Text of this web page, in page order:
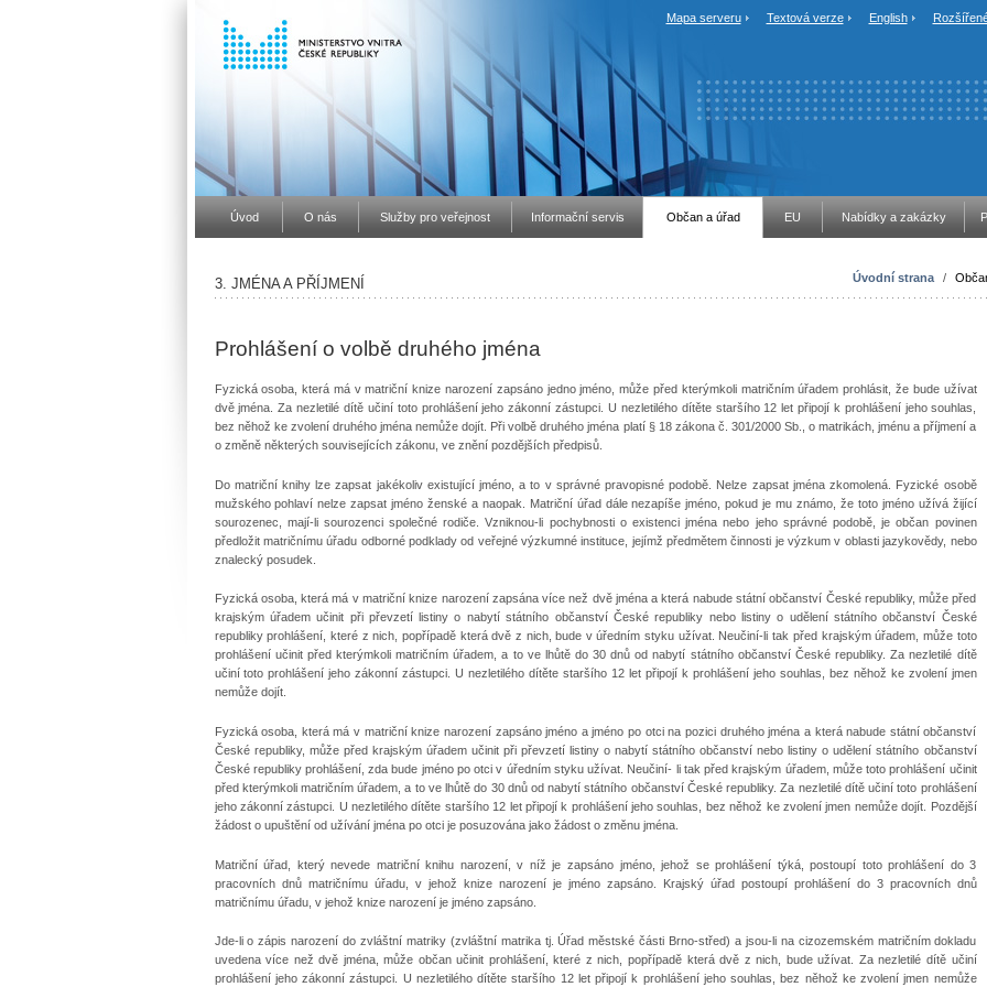
Mapa serveru Textová verze English
Úvod O nás Služby pro veřejnost Informační servis Občan a úřad EU Nabídky a zakázky
Úvodní strana /
3. JMÉNA A PŘÍJMENÍ
Prohlášení o volbě druhého jména
Fyzická osoba, která má v matriční knize narození zapsáno jedno jméno, může před kterýmkoli matričním úřadem prohlásit, že bude užívat
dvě jména. Za nezletilé dítě učiní toto prohlášení jeho zákonní zástupci. U nezletilého dítěte staršího 12 let připojí k prohlášení jeho souhlas,
bez něhož ke zvolení druhého jména nemůže dojít. Při volbě druhého jména platí § 18 zákona č. 301/2000 Sb., o matrikách, jménu a příjmení a
o změně některých souvisejících zákonu, ve znění pozdějších předpisů.
Do matriční knihy lze zapsat jakékoliv existující jméno, a to v správné pravopisné podobě. Nelze zapsat jména zkomolená. Fyzické osobě
mužského pohlaví nelze zapsat jméno ženské a naopak. Matriční úřad dále nezapíše jméno, pokud je mu známo, že toto jméno užívá žijící
sourozenec, mají-li sourozenci společné rodiče. Vzniknou-li pochybnosti o existenci jména nebo jeho správné podobě, je občan povinen
předložit matričnímu úřadu odborné podklady od veřejné výzkumné instituce, jejímž předmětem činnosti je výzkum v oblasti jazykovědy, nebo
znalecký posudek.
Fyzická osoba, která má v matriční knize narození zapsána více než dvě jména a která nabude státní občanství České republiky, může před
krajským úřadem učinit při převzetí listiny o nabytí státního občanství České republiky nebo listiny o udělení státního občanství České
republiky prohlášení, které z nich, popřípadě která dvě z nich, bude v úředním styku užívat. Neučiní-li tak před krajským úřadem, může toto
prohlášení učinit před kterýmkoli matričním úřadem, a to ve lhůtě do 30 dnů od nabytí státního občanství České republiky. Za nezletilé dítě
učiní toto prohlášení jeho zákonní zástupci. U nezletilého dítěte staršího 12 let připojí k prohlášení jeho souhlas, bez něhož ke zvolení jmen
nemůže dojít.
Fyzická osoba, která má v matriční knize narození zapsáno jméno a jméno po otci na pozici druhého jména a která nabude státní občanství
České republiky, může před krajským úřadem učinit při převzetí listiny o nabytí státního občanství nebo listiny o udělení státního občanství
České republiky prohlášení, zda bude jméno po otci v úředním styku užívat. Neučiní- li tak před krajským úřadem, může toto prohlášení učinit
před kterýmkoli matričním úřadem, a to ve lhůtě do 30 dnů od nabytí státního občanství České republiky. Za nezletilé dítě učiní toto prohlášení
jeho zákonní zástupci. U nezletilého dítěte staršího 12 let připojí k prohlášení jeho souhlas, bez něhož ke zvolení jmen nemůže dojít. Pozdější
žádost o upuštění od užívání jména po otci je posuzována jako žádost o změnu jména.
Matriční úřad, který nevede matriční knihu narození, v níž je zapsáno jméno, jehož se prohlášení týká, postoupí toto prohlášení do 3
pracovních dnů matričnímu úřadu, v jehož knize narození je jméno zapsáno. Krajský úřad postoupí prohlášení do 3 pracovních dnů
matričnímu úřadu, v jehož knize narození je jméno zapsáno.
Jde-li o zápis narození do zvláštní matriky (zvláštní matrika tj. Úřad městské části Brno-střed) a jsou-li na cizozemském matričním dokladu
uvedena více než dvě jména, může občan učinit prohlášení, které z nich, popřípadě která dvě z nich, bude užívat. Za nezletilé dítě učiní
prohlášení jeho zákonní zástupci. U nezletilého dítěte staršího 12 let připojí k prohlášení jeho souhlas, bez něhož ke zvolení jmen nemůže